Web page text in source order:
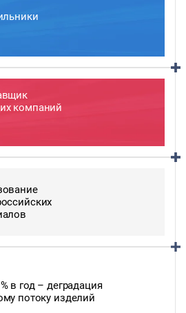
компаний
в год – деградация
потоку изделий